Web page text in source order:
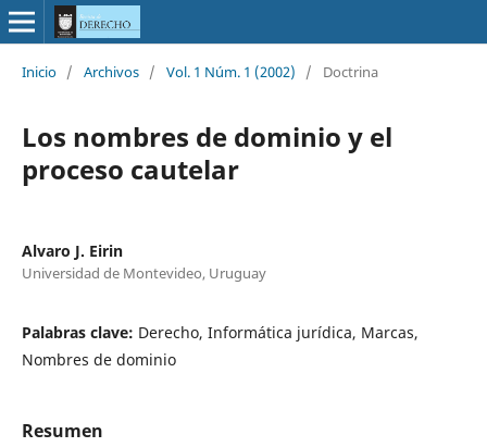
Inicio / Archivos / Vol. 1 Núm. 1 (2002) / Doctrina
Los nombres de dominio y el
proceso cautelar
Alvaro J. Eirin
Universidad de Montevideo, Uruguay
Palabras clave: Derecho, Informática jurídica, Marcas,
Nombres de dominio
Resumen